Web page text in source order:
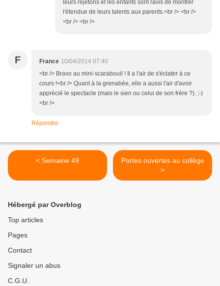
leurs rejetons et les enfants sont ravis de montrer
l'étendue de leurs talents aux parents.<br /> <br />
<br /> <br />
F France 10/04/2014 07:40
<br /> Bravo au mini-scarabouil ! Il a l'air de s'éclater à ce
cours !<br /> Quant à la grenabée, elle a aussi l'air d'avoir
apprécié le spectacle (mais le sien ou celui de son frère ?). ;-)
<br />
Répondre
< Semaine 49
Portes ouvertes au collège
>
Hébergé par Overblog
Top articles
Pages
Contact
Signaler un abus
C.G.U.